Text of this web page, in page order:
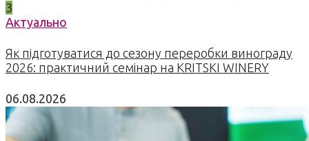
3
Актуально
Як підготуватися до сезону переробки винограду
2026: практичний семінар на KRITSKI WINERY
06.08.2026